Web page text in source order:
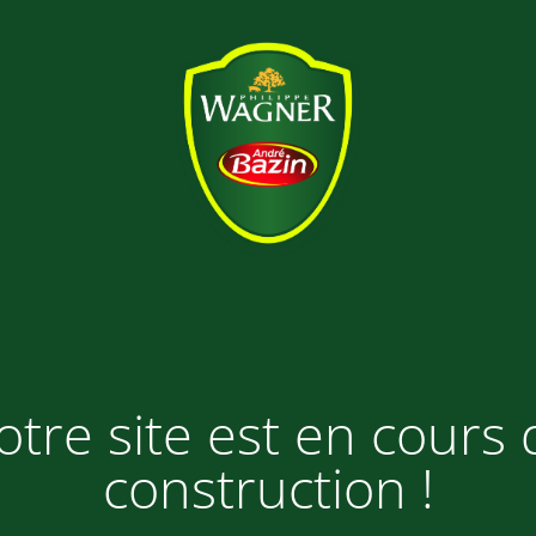
site est en cours
construction !